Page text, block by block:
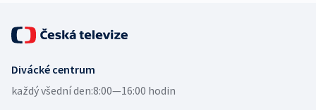
Divácké centrum
každý všední den:8:00—16:00 hodin